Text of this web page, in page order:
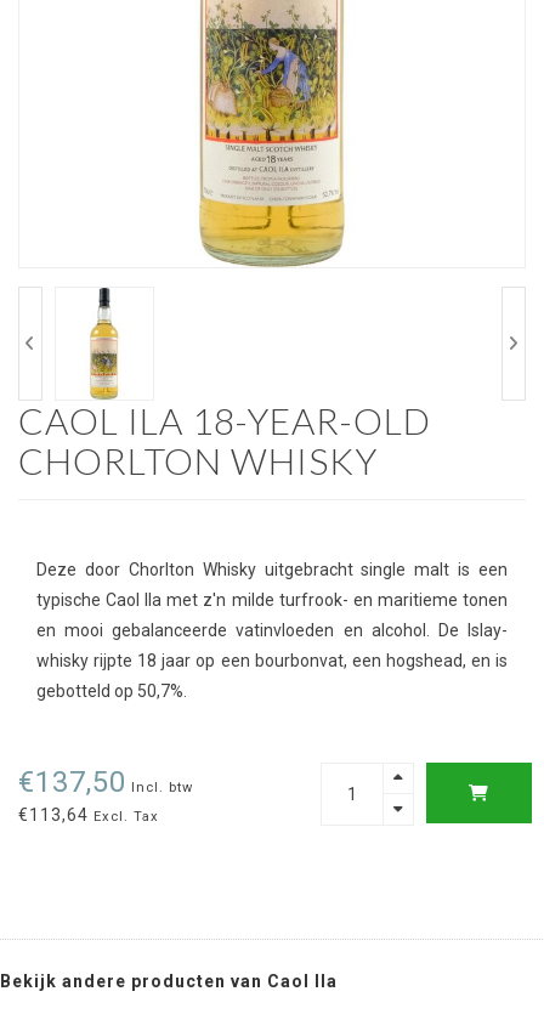
CAOL ILA 18-YEAR-OLD
CHORLTON WHISKY
Deze door Chorlton Whisky uitgebracht single malt is een
typische Caol Ila met z'n milde turfrook- en maritieme tonen
en mooi gebalanceerde vatinvloeden en alcohol. De Islay-
whisky rijpte 18 jaar op een bourbonvat, een hogshead, en is
gebotteld op 50,7%.
€137,50 Incl. btw
€113,64 Excl. Tax
Bekijk andere producten van Caol Ila